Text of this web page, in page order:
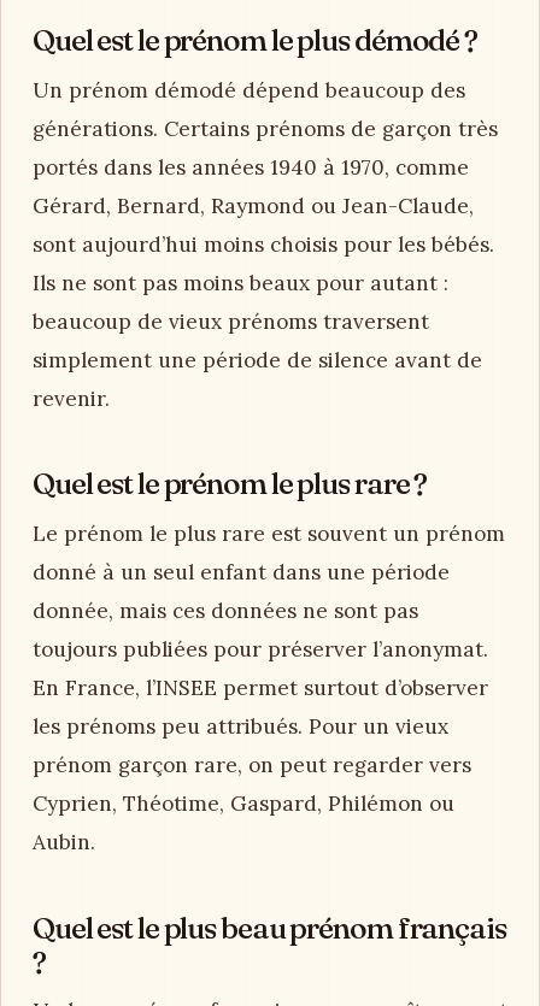
Quel est le prénom le plus démodé ?
Un prénom démodé dépend beaucoup des
générations. Certains prénoms de garçon très
portés dans les années 1940 à 1970, comme
Gérard, Bernard, Raymond ou Jean-Claude,
sont aujourd’hui moins choisis pour les bébés.
Ils ne sont pas moins beaux pour autant :
beaucoup de vieux prénoms traversent
simplement une période de silence avant de
revenir.
Quel est le prénom le plus rare ?
Le prénom le plus rare est souvent un prénom
donné à un seul enfant dans une période
donnée, mais ces données ne sont pas
toujours publiées pour préserver l’anonymat.
En France, l’INSEE permet surtout d’observer
les prénoms peu attribués. Pour un vieux
prénom garçon rare, on peut regarder vers
Cyprien, Théotime, Gaspard, Philémon ou
Aubin.
Quel est le plus beau prénom français
?